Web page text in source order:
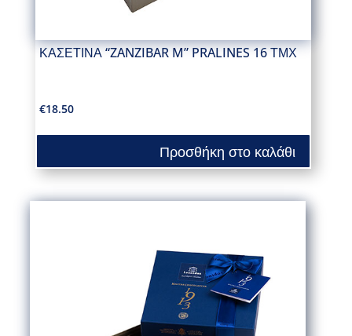
ΚΑΣΕΤΙΝΑ “ZANZIBAR M” PRALINES 16 ΤΜΧ
€18.50
Προσθήκη στο καλάθι